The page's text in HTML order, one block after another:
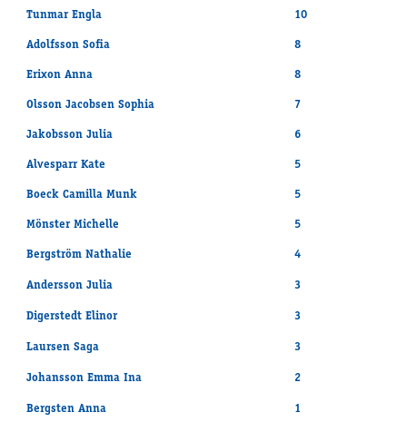
Tunmar Engla 10
Adolfsson Sofia 8
Erixon Anna 8
Olsson Jacobsen Sophia 7
Jakobsson Julia 6
Alvesparr Kate 5
Boeck Camilla Munk 5
Mönster Michelle 5
Bergström Nathalie 4
Andersson Julia 3
Digerstedt Elinor 3
Laursen Saga 3
Johansson Emma Ina 2
Bergsten Anna 1